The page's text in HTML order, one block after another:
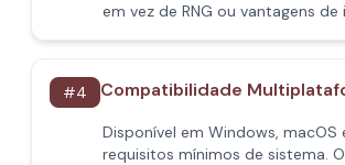
em vez de RNG ou vantagens de
#4 Compatibilidade
Disponível em Windows, macOS
requisitos mínimos de sistema.